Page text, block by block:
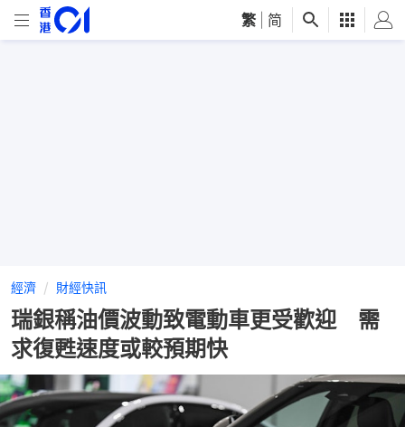
繁 简
經濟 財經快訊
瑞銀稱油價波動致電動車更受歡迎 需
求復甦速度或較預期快